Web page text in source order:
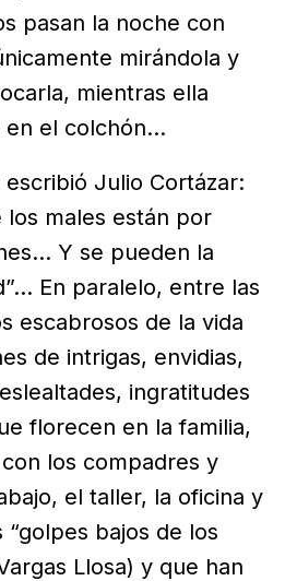
pasan la noche con
mirándola y
mientras ella
en el colchón…
escribió Julio Cortázar:
los males están por
Y se pueden la
En paralelo, entre las
escabrosos de la vida
de intrigas, envidias,
ingratitudes
florecen en la familia,
los compadres y
el taller, la oficina y
bajos de los
Llosa) y que han